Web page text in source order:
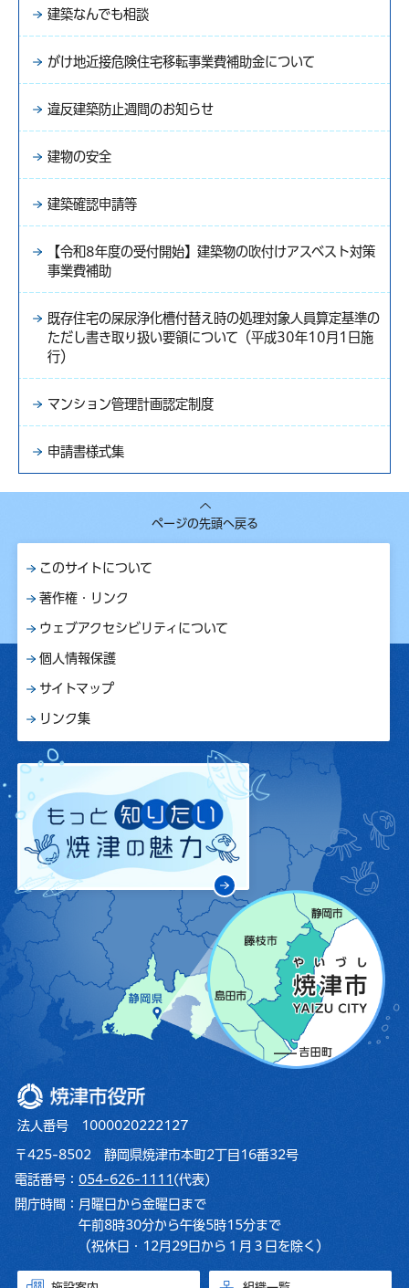
建築なんでも相談
がけ地近接危険住宅移転事業費補助金について
違反建築防止週間のお知らせ
建物の安全
建築確認申請等
【令和8年度の受付開始】建築物の吹付けアスベスト対策
事業費補助
既存住宅の屎尿浄化槽付替え時の処理対象人員算定基準の
ただし書き取り扱い要領について（平成30年10月1日施
行）
マンション管理計画認定制度
申請書様式集
ページの先頭へ戻る
このサイトについて
著作権・リンク
ウェブアクセシビリティについて
個人情報保護
サイトマップ
リンク集
焼津市役所
法人番号 1000020222127
〒425-8502 静岡県焼津市本町2丁目16番32号
電話番号： 054-626-1111 (代表)
開庁時間： 月曜日から金曜日まで
午前8時30分から午後5時15分まで
（祝休日・12月29日から１月３日を除く）